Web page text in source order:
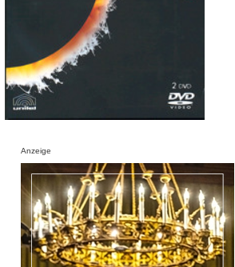
Anzeige